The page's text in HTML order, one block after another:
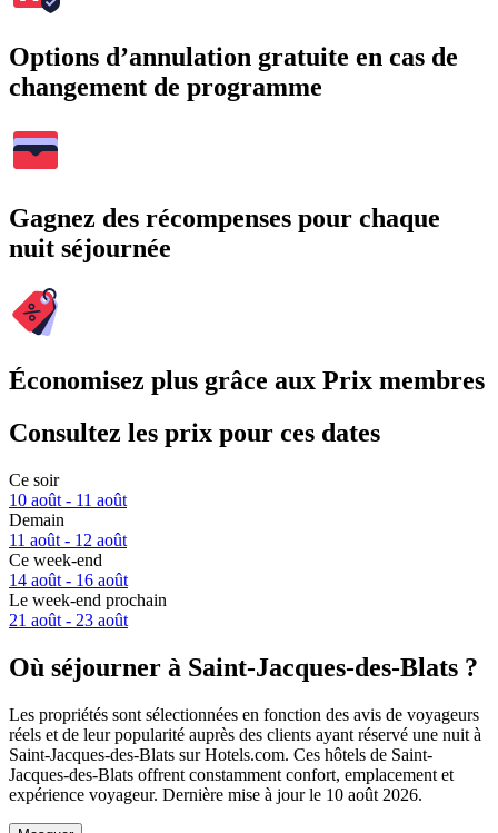
Options d’annulation gratuite en cas de
changement de programme
Gagnez des récompenses pour chaque
nuit séjournée
Économisez plus grâce aux Prix membres
Consultez les prix pour ces dates
Ce soir
10 août - 11 août
Demain
11 août - 12 août
Ce week-end
14 août - 16 août
Le week-end prochain
21 août - 23 août
Où séjourner à Saint-Jacques-des-Blats ?
Les propriétés sont sélectionnées en fonction des avis de voyageurs
réels et de leur popularité auprès des clients ayant réservé une nuit à
Saint-Jacques-des-Blats sur Hotels.com. Ces hôtels de Saint-
Jacques-des-Blats offrent constamment confort, emplacement et
expérience voyageur. Dernière mise à jour le 10 août 2026.